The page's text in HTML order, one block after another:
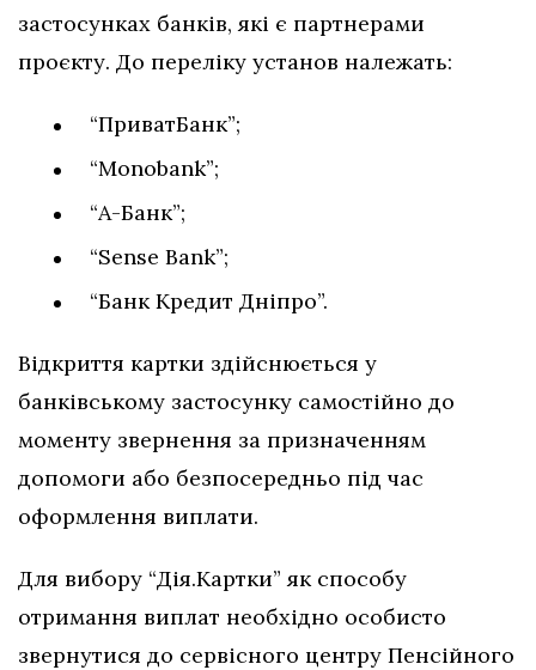
застосунках банків, які є партнерами
проєкту. До переліку установ належать:
“ПриватБанк”;
“Monobank”;
“А-Банк”;
“Sense Bank”;
“Банк Кредит Дніпро”.
Відкриття картки здійснюється у
банківському застосунку самостійно до
моменту звернення за призначенням
допомоги або безпосередньо під час
оформлення виплати.
Для вибору “Дія.Картки” як способу
отримання виплат необхідно особисто
звернутися до сервісного центру Пенсійного